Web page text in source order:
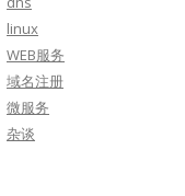
linux
WEB服务
域名注册
微服务
杂谈